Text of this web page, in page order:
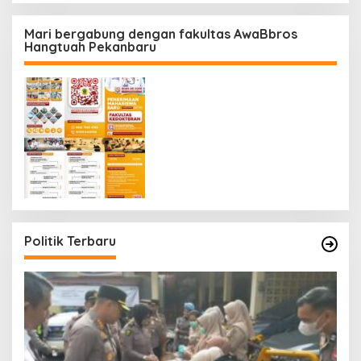
Mari bergabung dengan fakultas AwaBbros
Hangtuah Pekanbaru
Politik Terbaru